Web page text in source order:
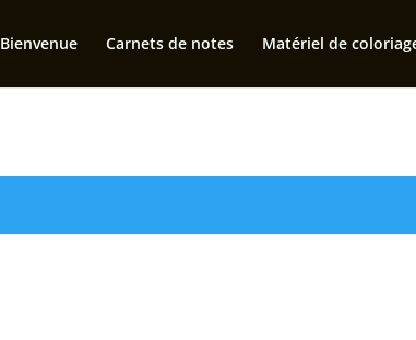
Bienvenue Carnets de notes Matériel de